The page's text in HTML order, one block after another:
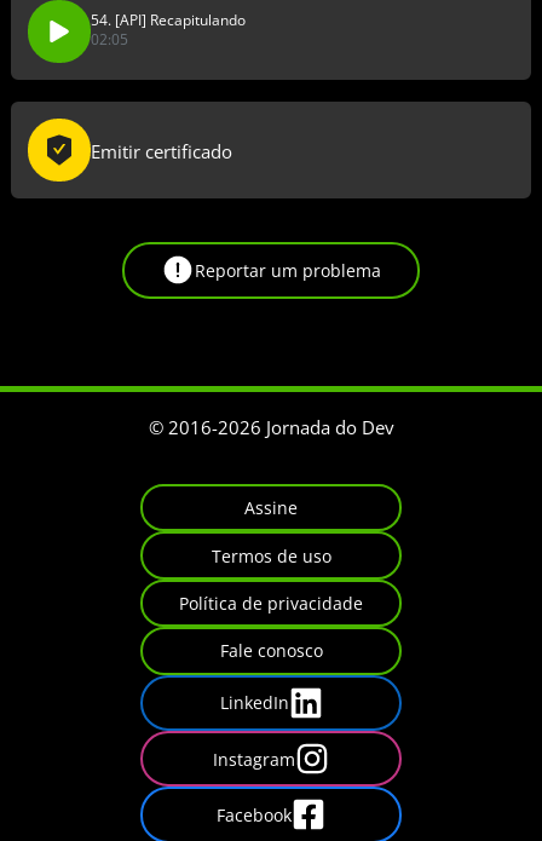
54. [API] Recapitulando
02:05
Emitir certificado
Reportar um problema
© 2016-2026 Jornada do Dev
Assine
Termos de uso
Política de privacidade
Fale conosco
LinkedIn
Instagram
Facebook